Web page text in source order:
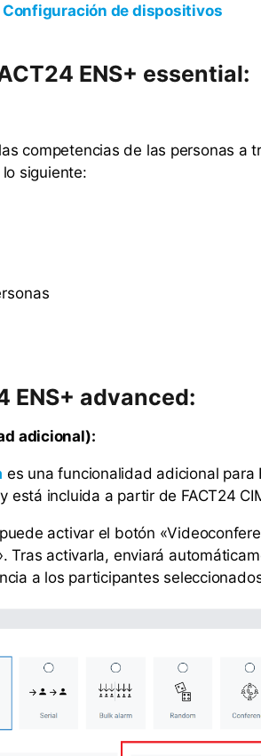
de dispositivos
ENS+ essential:
competencias de las personas a
siguiente:
ENS+ advanced:
adicional):
es una funcionalidad adicional para
está incluida a partir de FACT24
activar el botón
Tras activarla, enviará
a los participantes